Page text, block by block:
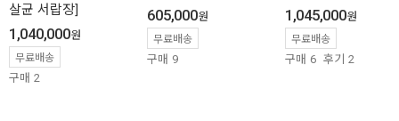
살균 서랍장]
1,040,000원
무료배송
구매 2
605,000원
무료배송
구매 9
1,045,000원
무료배송
구매 6 후기 2